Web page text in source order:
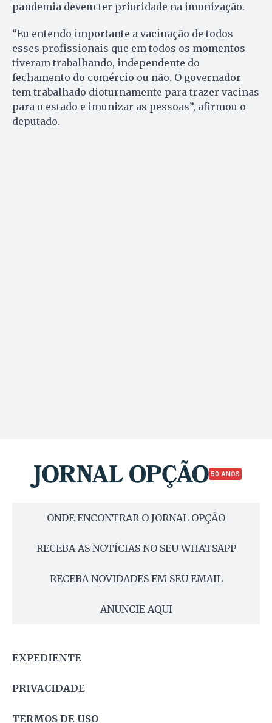
pandemia devem ter prioridade na imunização.
“Eu entendo importante a vacinação de todos
esses profissionais que em todos os momentos
tiveram trabalhando, independente do
fechamento do comércio ou não. O governador
tem trabalhado dioturnamente para trazer vacinas
para o estado e imunizar as pessoas”, afirmou o
deputado.
50 ANOS
ONDE ENCONTRAR O JORNAL OPÇÃO
RECEBA AS NOTÍCIAS NO SEU WHATSAPP
RECEBA NOVIDADES EM SEU EMAIL
ANUNCIE AQUI
EXPEDIENTE
PRIVACIDADE
TERMOS DE USO